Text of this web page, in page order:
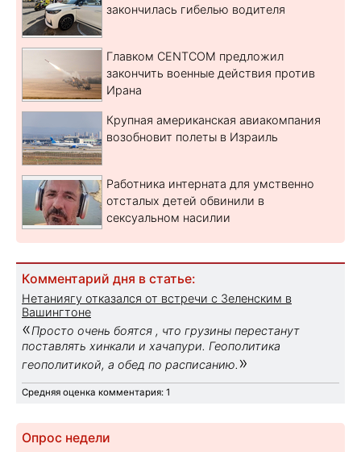
закончилась гибелью водителя
Главком CENTCOM предложил
закончить военные действия против
Ирана
Крупная американская авиакомпания
возобновит полеты в Израиль
Работника интерната для умственно
отсталых детей обвинили в
сексуальном насилии
Комментарий дня в статье:
Нетаниягу отказался от встречи с Зеленским в
Вашингтоне
«Просто очень боятся , что грузины перестанут
поставлять хинкали и хачапури. Геополитика
геополитикой, а обед по расписанию. »
Средняя оценка комментария: 1
Опрос недели